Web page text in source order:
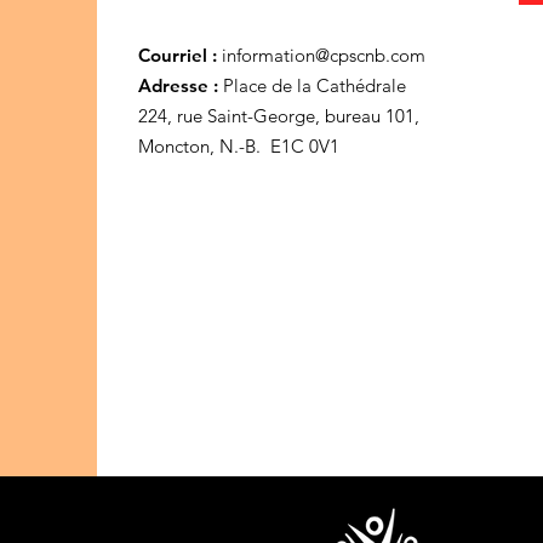
Courriel : information@cpscnb.com
Adresse : Place de la Cathédrale
224, rue Saint-George, bureau 101,
Moncton, N.-B. E1C 0V1